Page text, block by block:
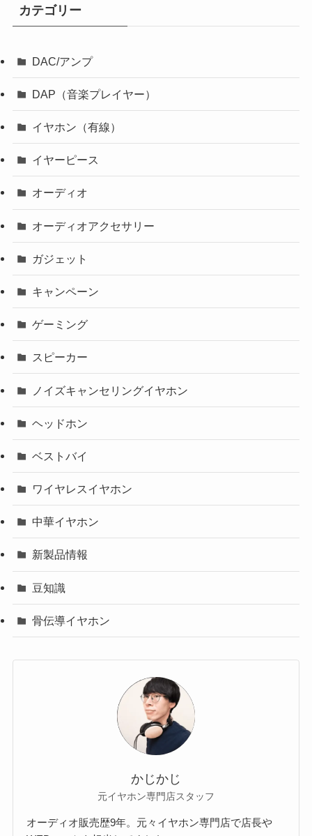
カテゴリー
DAC/アンプ
DAP（音楽プレイヤー）
イヤホン（有線）
イヤーピース
オーディオ
オーディオアクセサリー
ガジェット
キャンペーン
ゲーミング
スピーカー
ノイズキャンセリングイヤホン
ヘッドホン
ベストバイ
ワイヤレスイヤホン
中華イヤホン
新製品情報
豆知識
骨伝導イヤホン
かじかじ
元イヤホン専門店スタッフ
オーディオ販売歴9年。元々イヤホン専門店で店長や